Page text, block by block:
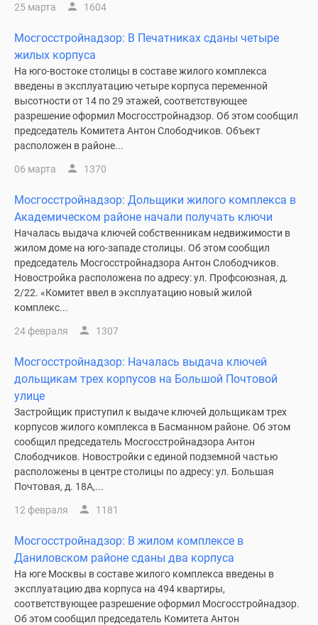
25 марта 1604
Мосгосстройнадзор: В Печатниках сданы четыре
жилых корпуса
На юго-востоке столицы в составе жилого комплекса
введены в эксплуатацию четыре корпуса переменной
высотности от 14 по 29 этажей, соответствующее
разрешение оформил Мосгосстройнадзор. Об этом сообщил
председатель Комитета Антон Слободчиков. Объект
расположен в районе...
06 марта 1370
Мосгосстройнадзор: Дольщики жилого комплекса в
Академическом районе начали получать ключи
Началась выдача ключей собственникам недвижимости в
жилом доме на юго-западе столицы. Об этом сообщил
председатель Мосгосстройнадзора Антон Слободчиков.
Новостройка расположена по адресу: ул. Профсоюзная, д.
2/22. «Комитет ввел в эксплуатацию новый жилой
комплекс...
24 февраля 1307
Мосгосстройнадзор: Началась выдача ключей
дольщикам трех корпусов на Большой Почтовой
улице
Застройщик приступил к выдаче ключей дольщикам трех
корпусов жилого комплекса в Басманном районе. Об этом
сообщил председатель Мосгосстройнадзора Антон
Слободчиков. Новостройки с единой подземной частью
расположены в центре столицы по адресу: ул. Большая
Почтовая, д. 18А,...
12 февраля 1181
Мосгосстройнадзор: В жилом комплексе в
Даниловском районе сданы два корпуса
На юге Москвы в составе жилого комплекса введены в
эксплуатацию два корпуса на 494 квартиры,
соответствующее разрешение оформил Мосгосстройнадзор.
Об этом сообщил председатель Комитета Антон